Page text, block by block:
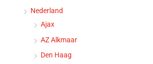
Nederland
Ajax
AZ Alkmaar
Den Haag